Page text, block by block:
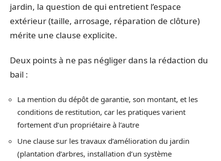
jardin, la question de qui entretient l’espace
extérieur (taille, arrosage, réparation de clôture)
mérite une clause explicite.
Deux points à ne pas négliger dans la rédaction du
bail :
La mention du dépôt de garantie, son montant, et les
conditions de restitution, car les pratiques varient
fortement d’un propriétaire à l’autre
Une clause sur les travaux d’amélioration du jardin
(plantation d’arbres, installation d’un système